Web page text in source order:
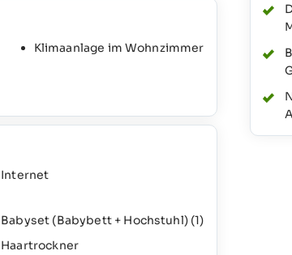
Klimaanlage im Wohnzimmer
Internet
Babyset (Babybett + Hochstuhl) (1)
Haartrockner